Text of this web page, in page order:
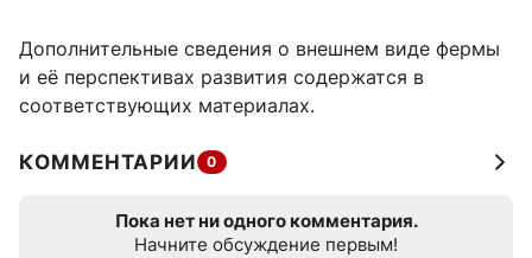
Дополнительные сведения о внешнем виде фермы
и её перспективах развития содержатся в
соответствующих материалах.
КОММЕНТАРИИ 0
Пока нет ни одного комментария.
Начните обсуждение первым!